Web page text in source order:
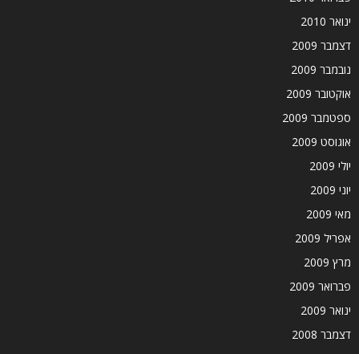
ינואר 2010
דצמבר 2009
נובמבר 2009
אוקטובר 2009
ספטמבר 2009
אוגוסט 2009
יולי 2009
יוני 2009
מאי 2009
אפריל 2009
מרץ 2009
פברואר 2009
ינואר 2009
דצמבר 2008